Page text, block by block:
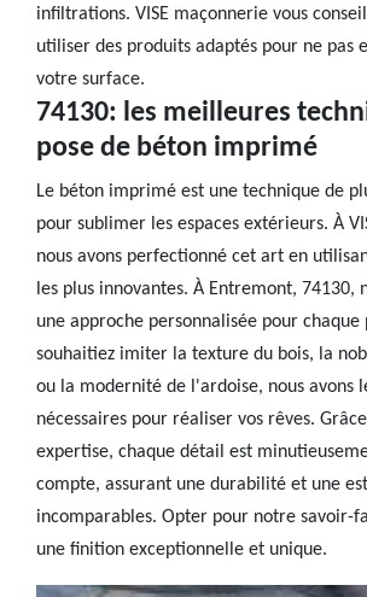
infiltrations. VISE maçonnerie vous
utiliser des produits adaptés pour ne pas
votre surface.
74130: les meilleures
pose de béton imprimé
Le béton imprimé est une technique de
pour sublimer les espaces extérieurs. À
nous avons perfectionné cet art en
les plus innovantes. À Entremont, 74130,
une approche personnalisée pour chaque
souhaitiez imiter la texture du bois, la
ou la modernité de l'ardoise, nous avons
nécessaires pour réaliser vos rêves.
expertise, chaque détail est
compte, assurant une durabilité et une
incomparables. Opter pour notre savoir-
une finition exceptionnelle et unique.